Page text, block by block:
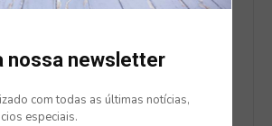
ROSAL COUNTRY VILLAGE: O REFÚGIO PET-
FRIENDLY NO MINHO PERFEITO PARA
nossa newsletter
com todas as últimas notícias,
especiais.